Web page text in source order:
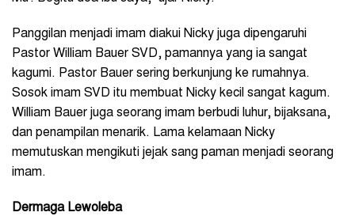
Panggilan menjadi imam diakui Nicky juga dipengaruhi
Pastor William Bauer SVD, pamannya yang ia sangat
kagumi. Pastor Bauer sering berkunjung ke rumahnya.
Sosok imam SVD itu membuat Nicky kecil sangat kagum.
William Bauer juga seorang imam berbudi luhur, bijaksana,
dan penampilan menarik. Lama kelamaan Nicky
memutuskan mengikuti jejak sang paman menjadi seorang
imam.
Dermaga Lewoleba